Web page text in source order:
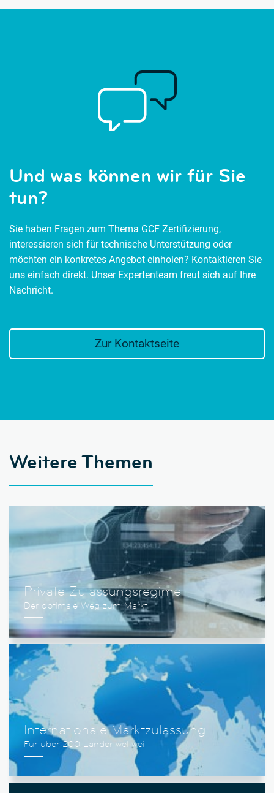
Und was können wir für Sie
tun?
Sie haben Fragen zum Thema GCF Zertifizierung,
interessieren sich für technische Unterstützung oder
möchten ein konkretes Angebot einholen? Kontaktieren Sie
uns einfach direkt. Unser Expertenteam freut sich auf Ihre
Nachricht.
Zur Kontaktseite
Weitere Themen
Private Zulassungsregime
Internationale Marktzulassung